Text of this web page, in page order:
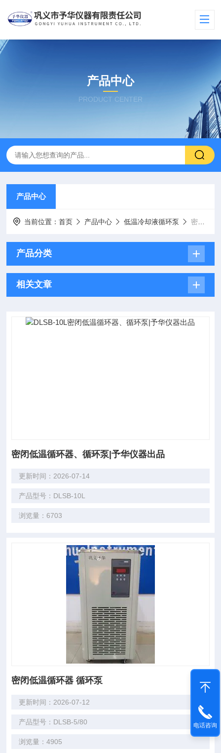
产品中心
PRODUCT CENTER
产品中心
当前位置：首页 产品中心 低温冷却液循环泵 密闭低温循环泵|循环器
产品分类
相关文章
密闭低温循环器、循环泵|予华仪器出品
更新时间：2026-07-14
产品型号：DLSB-10L
浏览量：6703
密闭低温循环器 循环泵
更新时间：2026-07-12
产品型号：DLSB-5/80
浏览量：4905
电话咨询